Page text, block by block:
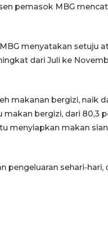
pemasok MBG
menyatakan setuju
dari Juli ke
makanan bergizi, naik
bergizi, dari 80,3
menyiapkan makan
pengeluaran sehari-hari,